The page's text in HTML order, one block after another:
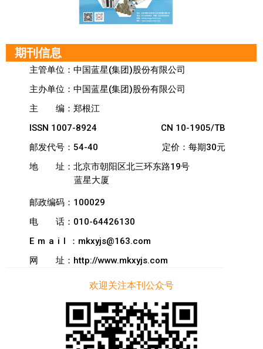
期刊信息
主管单位：中国蓝星(集团)股份有限公司
主办单位：中国蓝星(集团)股份有限公司
主 编：郑根江
ISSN 1007-8924
CN 10-1905/TB
邮发代号：54-40
定价：每期30元
地 址：北京市朝阳区北三环东路19号
蓝星大厦
邮政编码：100029
电 话：010-64426130
Email
：mkxyjs@163.com
网 址：http://www.mkxyjs.com
欢迎关注本刊公众号